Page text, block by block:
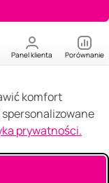
komfort
prywatności.
Panel klienta Porównanie